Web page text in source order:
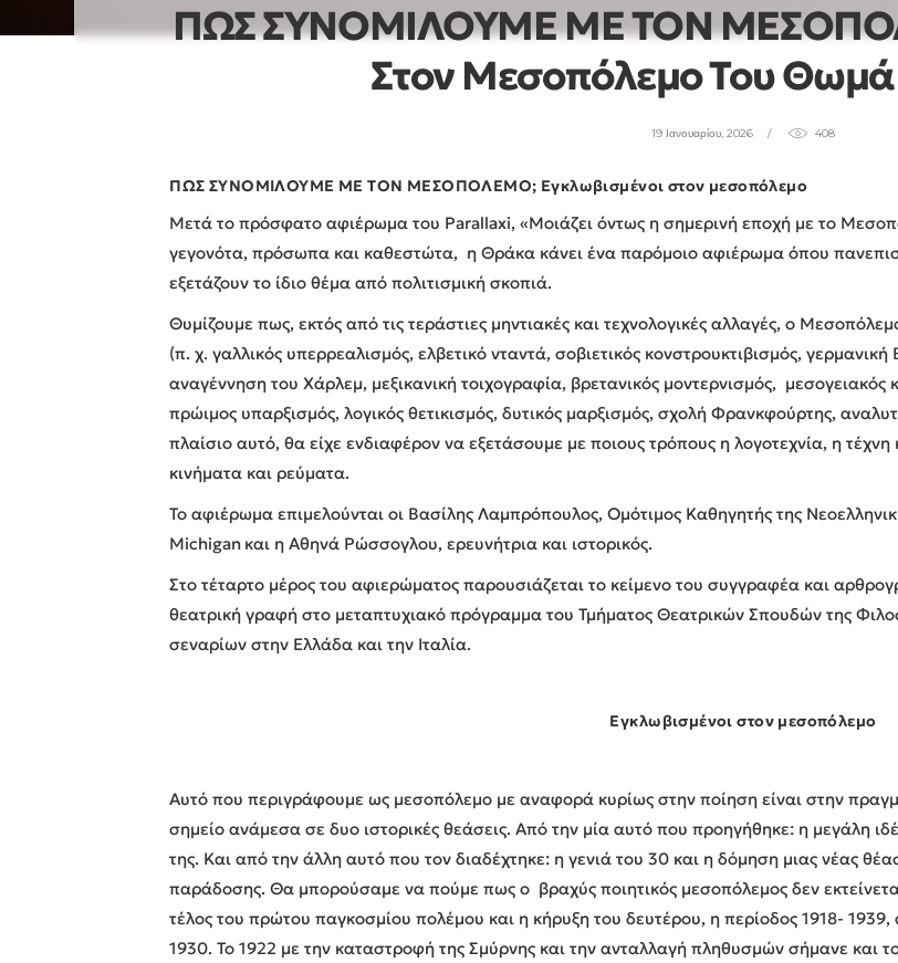
ΠΩΣ ΣΥΝΟΜΙΛΟΥΜΕ ΜΕ ΤΟΝ
Στον Μεσοπόλεμο Του
19 Ιανουαρίου, 2026 408
ΠΩΣ ΣΥΝΟΜΙΛΟΥΜΕ ΜΕ ΤΟΝ ΜΕΣΟΠΟΛΕΜΟ; Εγκλωβισμένοι στον μεσοπόλεμο
Μετά το πρόσφατο αφιέρωμα του Parallaxi, «Μοιάζει όντως η σημερινή εποχή με το
γεγονότα, πρόσωπα και καθεστώτα, η Θράκα κάνει ένα παρόμοιο αφιέρωμα όπου
εξετάζουν το ίδιο θέμα από πολιτισμική σκοπιά.
Θυμίζουμε πως, εκτός από τις τεράστιες μηντιακές και τεχνολογικές αλλαγές, ο
(π. χ. γαλλικός υπερρεαλισμός, ελβετικό νταντά, σοβιετικός κονστρουκτιβισμός,
αναγέννηση του Χάρλεμ, μεξικανική τοιχογραφία, βρετανικός μοντερνισμός,
πρώιμος υπαρξισμός, λογικός θετικισμός, δυτικός μαρξισμός, σχολή Φρανκφούρτης,
πλαίσιο αυτό, θα είχε ενδιαφέρον να εξετάσουμε με ποιους τρόπους η λογοτεχνία, η
κινήματα και ρεύματα.
Το αφιέρωμα επιμελούνται οι Βασίλης Λαμπρόπουλος, Ομότιμος Καθηγητής της
Michigan και η Αθηνά Ρώσσογλου, ερευνήτρια και ιστορικός.
Στο τέταρτο μέρος του αφιερώματος παρουσιάζεται το κείμενο του συγγραφέα και
θεατρική γραφή στο μεταπτυχιακό πρόγραμμα του Τμήματος Θεατρικών Σπουδών της
σεναρίων στην Ελλάδα και την Ιταλία.
Εγκλωβισμένοι στον μεσοπόλεμο
Αυτό που περιγράφουμε ως μεσοπόλεμο με αναφορά κυρίως στην ποίηση είναι στην
σημείο ανάμεσα σε δυο ιστορικές θεάσεις. Από την μία αυτό που προηγήθηκε: η μεγάλη
της. Και από την άλλη αυτό που τον διαδέχτηκε: η γενιά του 30 και η δόμηση μιας νέας
παράδοσης. Θα μπορούσαμε να πούμε πως ο βραχύς ποιητικός μεσοπόλεμος δεν
τέλος του πρώτου παγκοσμίου πολέμου και η κήρυξη του δευτέρου, η περίοδος 1918-
1930. Το 1922 με την καταστροφή της Σμύρνης και την ανταλλαγή πληθυσμών σήμανε και το